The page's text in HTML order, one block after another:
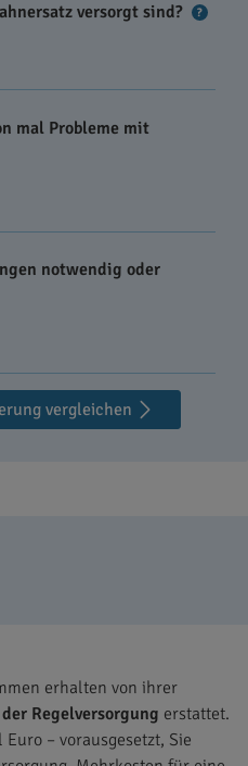
versorgt sind? ?
mal Probleme mit
notwendig oder
vergleichen
erhalten von ihrer
Regelversorgung erstattet.
– vorausgesetzt, Sie